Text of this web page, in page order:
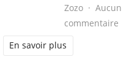
Zozo
Aucun
commentaire
En savoir plus